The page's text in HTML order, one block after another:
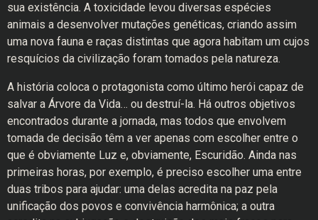
sua existência. A toxicidade levou diversas espécies
animais a desenvolver mutações genéticas, criando assim
uma nova fauna e raças distintas que agora habitam um cujos
resquícios da civilização foram tomados pela natureza.
A história coloca o protagonista como último herói capaz de
salvar a Árvore da Vida… ou destruí-la. Há outros objetivos
encontrados durante a jornada, mas todos que envolvem
tomada de decisão têm a ver apenas com escolher entre o
que é obviamente Luz e, obviamente, Escuridão. Ainda nas
primeiras horas, por exemplo, é preciso escolher uma entre
duas tribos para ajudar: uma delas acredita na paz pela
unificação dos povos e convivência harmônica; a outra